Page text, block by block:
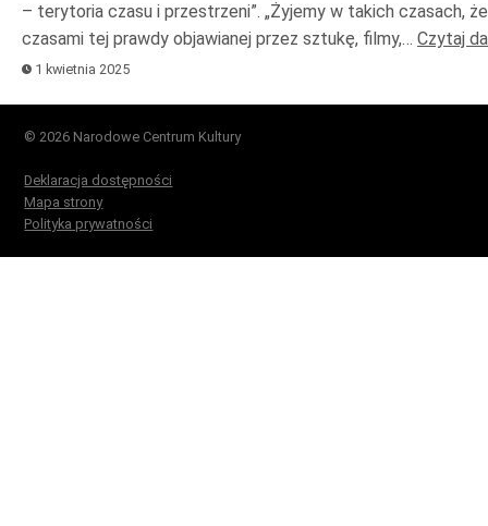
– terytoria czasu i przestrzeni”. „Żyjemy w takich czasach, że
czasami tej prawdy objawianej przez sztukę, filmy,… Czytaj
1 kwietnia 2025
© 2026 Narodowe Centrum Kultury
Deklaracja dostępności
Mapa strony
Polityka prywatności